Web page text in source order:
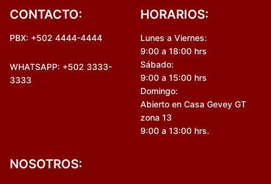
CONTACTO:
PBX: +502 4444-4444
WHATSAPP: +502 3333-
3333
HORARIOS:
Lunes a Viernes:
9:00 a 18:00 hrs
Sábado:
9:00 a 15:00 hrs
Domingo:
Abierto en Casa Gevey GT
zona 13
9:00 a 13:00 hrs.
NOSOTROS: